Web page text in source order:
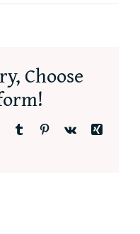
Choose
Tumblr Pinterest
Vk
Xing